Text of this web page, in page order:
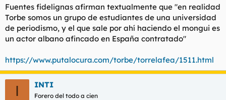
r
e
l
t
m
n
c
i
o
Fuentes fidelignas afirman textualmente que "en realidad
Torbe somos un grupo de estudiantes de una universidad
de periodismo, y el que sale por ahí haciendo el mongui es
un actor albano afincado en España contratado"
https://www.putalocura.com/torbe/torrelafea/1511.html
I INTI
Forero del todo a cien